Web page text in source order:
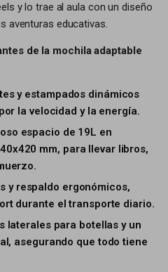
y lo trae al aula con un diseño
aventuras educativas.
de la mochila adaptable
y estampados dinámicos
la velocidad y la energía.
espacio de 19L en
mm, para llevar libros,
y respaldo ergonómicos,
durante el transporte diario.
laterales para botellas y un
asegurando que todo tiene